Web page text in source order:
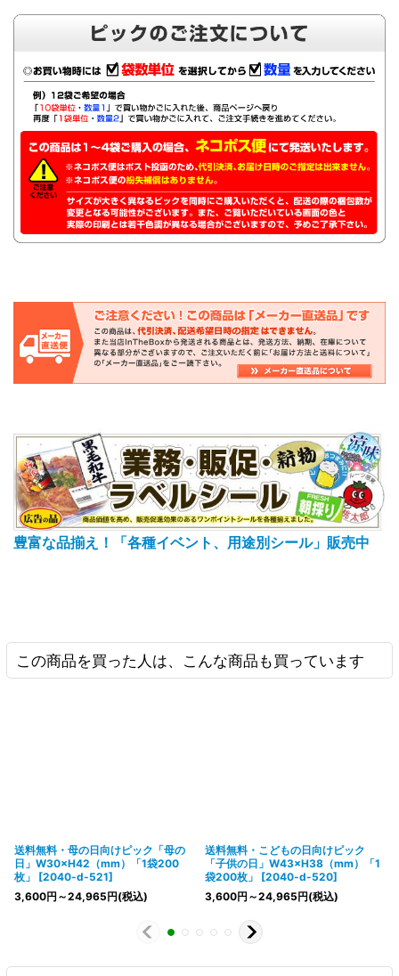
豊富な品揃え！「各種イベント、用途別シール」販売中
この商品を買った人は、こんな商品も買っています
送料無料・母の日向けピック「母の
日」W30×H42（mm）「1袋200
枚」
[2040-d-521]
3,600円 ～24,965円(税込)
送料無料・こどもの日向けピック
「子供の日」W43×H38（mm）「1
袋200枚」
[2040-d-520]
3,600円 ～24,965円(税込)